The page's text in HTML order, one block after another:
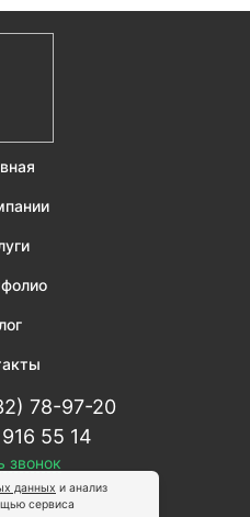
78-97-20
55 14
звонок
данных и анализ
сервиса